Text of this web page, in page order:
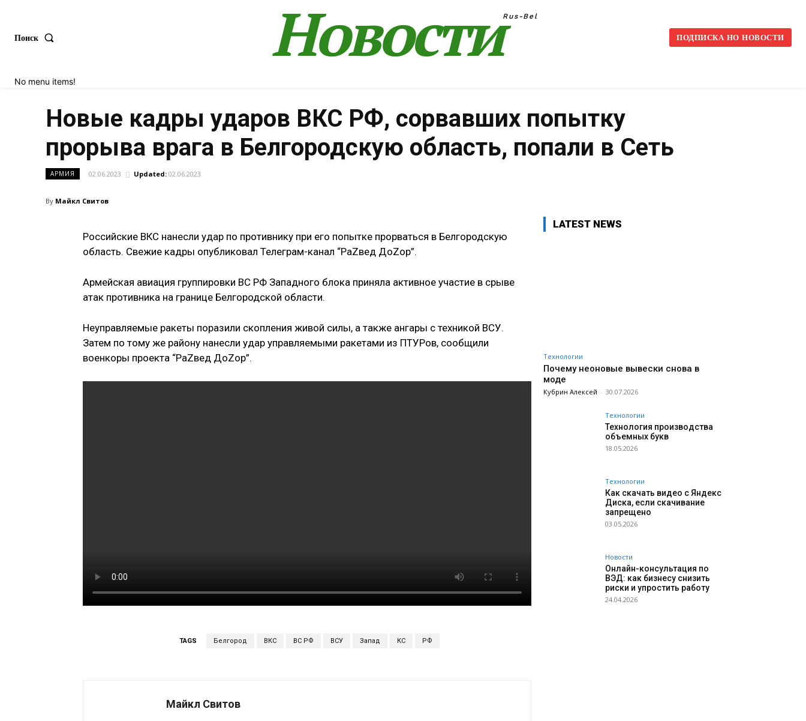
Поиск НовостиRus-Bel
ПОДПИСКА НО НОВОСТИ
No menu items!
Новые кадры ударов ВКС РФ, сорвавших попытку
прорыва врага в Белгородскую область, попали в Сеть
АРМИЯ 02.06.2023 Updated: 02.06.2023
By Майкл Свитов
Российские ВКС нанесли удар по противнику при его попытке прорваться в Белгородскую
область. Свежие кадры опубликовал Телеграм-канал “РаZвед ДоZор”.
Армейская авиация группировки ВС РФ Западного блока приняла активное участие в срыве
атак противника на границе Белгородской области.
Неуправляемые ракеты поразили скопления живой силы, а также ангары с техникой ВСУ.
Затем по тому же району нанесли удар управляемыми ракетами из ПТУРов, сообщили
военкоры проекта “РаZвед ДоZор”.
TAGS Белгород ВКС ВС РФ ВСУ Запад КС РФ
Майкл Свитов
LATEST NEWS
Технологии
Почему неоновые вывески снова в
моде
Кубрин Алексей - 30.07.2026
Технологии
Технология производства
объемных букв
18.05.2026
Технологии
Как скачать видео с Яндекс
Диска, если скачивание
запрещено
03.05.2026
Новости
Онлайн-консультация по
ВЭД: как бизнесу снизить
риски и упростить работу
24.04.2026